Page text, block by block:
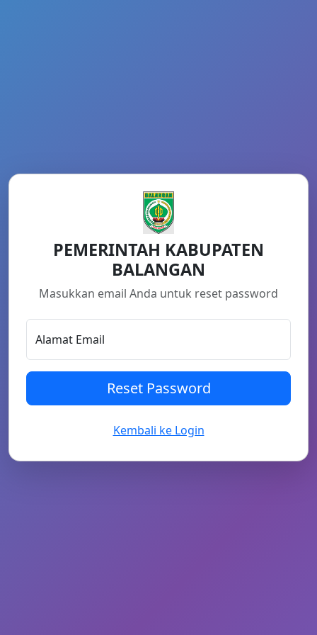
PEMERINTAH KABUPATEN
BALANGAN
Masukkan email Anda untuk reset password
Alamat Email
Reset Password
Kembali ke Login